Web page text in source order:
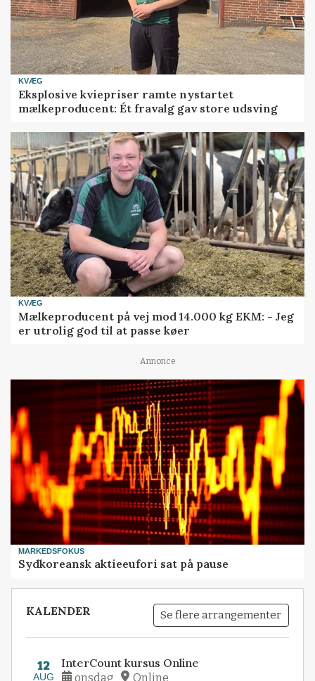
KVÆG
Eksplosive kviepriser ramte nystartet
mælkeproducent: Ét fravalg gav store udsving
KVÆG
Mælkeproducent på vej mod 14.000 kg EKM: - Jeg
er utrolig god til at passe køer
Annonce
MARKEDSFOKUS
Sydkoreansk aktieeufori sat på pause
KALENDER Se flere arrangementer
12
AUG
InterCount kursus Online
onsdag Online